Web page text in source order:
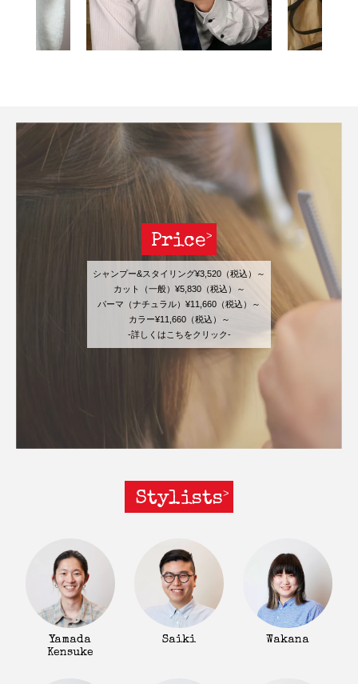
Price
シャンプー&スタイリング¥3,520（税込）～
カット（一般）¥5,830（税込）～
パーマ（ナチュラル）¥11,660（税込）～
カラー¥11,660（税込）～
-詳しくはこちをクリック-
Stylists
Yamada
Kensuke
Saiki Wakana